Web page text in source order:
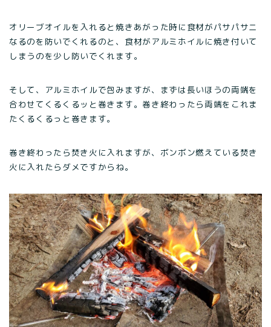
オリーブオイルを入れると焼きあがった時に食材がパサパサニ
なるのを防いでくれるのと、食材がアルミホイルに焼き付いて
しまうのを少し防いでくれます。
そして、アルミホイルで包みますが、まずは長いほうの両端を
合わせてくるくるッと巻きます。巻き終わったら両端をこれま
たくるくるっと巻きます。
巻き終わったら焚き火に入れますが、ボンボン燃えている焚き
火に入れたらダメですからね。